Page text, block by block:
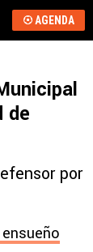
AGENDA
de
por